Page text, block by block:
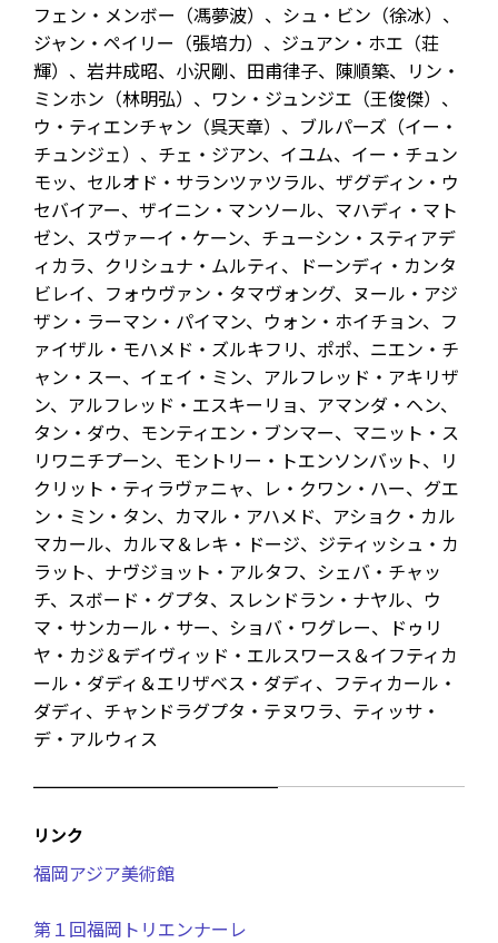
フェン・メンボー（馮夢波）、シュ・ビン（徐冰）、
ジャン・ペイリー（張培力）、ジュアン・ホエ（荘
輝）、岩井成昭、小沢剛、田甫律子、陳順築、リン・
ミンホン（林明弘）、ワン・ジュンジエ（王俊傑）、
ウ・ティエンチャン（呉天章）、ブルパーズ（イー・
チュンジェ）、チェ・ジアン、イユム、イー・チュン
モッ、セルオド・サランツァツラル、ザグディン・ウ
セバイアー、ザイニン・マンソール、マハディ・マト
ゼン、スヴァーイ・ケーン、チューシン・スティアデ
ィカラ、クリシュナ・ムルティ、ドーンディ・カンタ
ビレイ、フォウヴァン・タマヴォング、ヌール・アジ
ザン・ラーマン・パイマン、ウォン・ホイチョン、フ
ァイザル・モハメド・ズルキフリ、ポポ、ニエン・チ
ャン・スー、イェイ・ミン、アルフレッド・アキリザ
ン、アルフレッド・エスキーリョ、アマンダ・ヘン、
タン・ダウ、モンティエン・ブンマー、マニット・ス
リワニチプーン、モントリー・トエンソンバット、リ
クリット・ティラヴァニャ、レ・クワン・ハー、グエ
ン・ミン・タン、カマル・アハメド、アショク・カル
マカール、カルマ＆レキ・ドージ、ジティッシュ・カ
ラット、ナヴジョット・アルタフ、シェバ・チャッ
チ、スボード・グプタ、スレンドラン・ナヤル、ウ
マ・サンカール・サー、ショバ・ワグレー、ドゥリ
ヤ・カジ＆デイヴィッド・エルスワース＆イフティカ
ール・ダディ＆エリザベス・ダディ、フティカール・
ダディ、チャンドラグプタ・テヌワラ、ティッサ・
デ・アルウィス
リンク
福岡アジア美術館
第１回福岡トリエンナーレ